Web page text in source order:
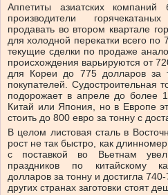
Аппетиты азиатских
производители
продавать во втором квартале
для холодной перекатки всего по
текущие сделки по продаже
происхождения варьируются от
для Кореи до 775 долларов за
покупателей. Судостроительная
подорожает в апреле до более
Китай или Япония, но в Европе
стоить до 800 евро за тонну с
В целом листовая сталь в
рост не так быстро, как
с поставкой во Вьетнам
праздников по
долларов за тонну и достигла
других странах заготовки стоят